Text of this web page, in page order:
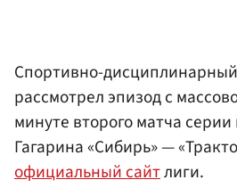
Спортивно-
рассмотрел эпизод с
минуте второго матча
Гагарина «Сибирь» —
официальный сайтлиги.